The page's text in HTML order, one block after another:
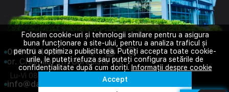
062 06 44 99
or. Chișinău, str. Burebista 110
Lu-Vi 08:00-18:00 Sâ 08:00-14:00
info@daikin.com.md
Folosim cookie-uri și tehnologii similare pentru a asigura
buna funcționare a site-ului, pentru a analiza traficul și
pentru a optimiza publicitatea. Puteți accepta toate cookie-
urile, le puteți refuza sau puteți configura setările de
confidențialitate după cum doriți. Informații despre cookie
Accept